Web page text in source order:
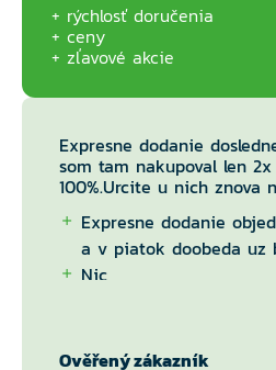
rýchlosť doručenia
ceny
zľavové akcie
Expresne dodanie
som tam nakupoval len
100%.Urcite u nich znova
Expresne dodanie
a v piatok doobeda uz
Nic
Ověřený zákazník